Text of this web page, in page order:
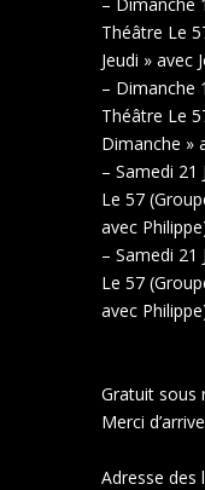
Théâtre Le
Jeudi » avec
– Dimanche
Théâtre Le
Dimanche »
– Samedi 21
Le 57
avec
– Samedi 21
Le 57
avec
Gratuit sous
Merci
Adresse des